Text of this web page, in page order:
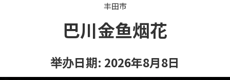
丰田市
巴川金鱼烟花
举办日期: 2026年8月8日